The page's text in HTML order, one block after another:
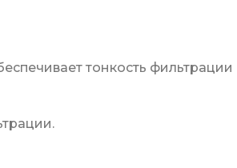
тонкость фильтрации